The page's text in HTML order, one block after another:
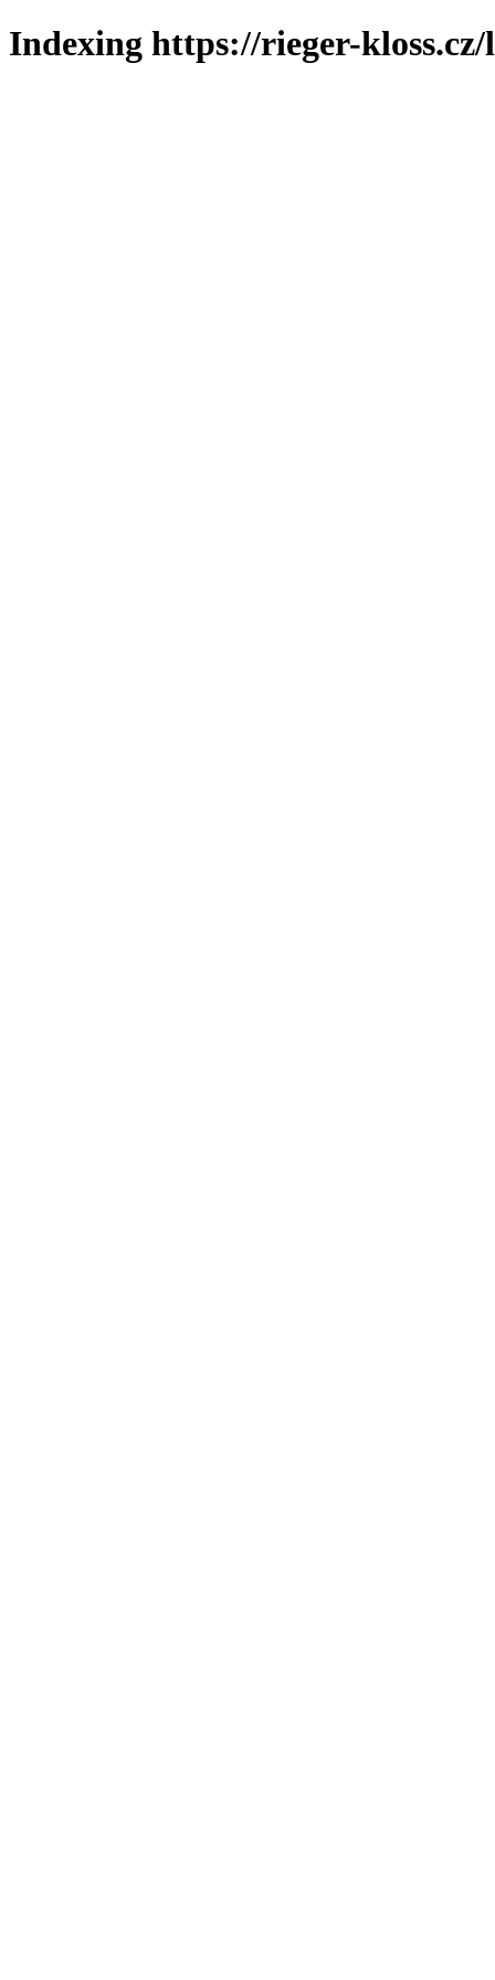
Indexing https://rieger-